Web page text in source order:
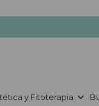
y Fitoterapia